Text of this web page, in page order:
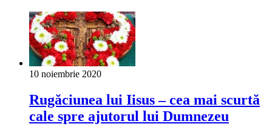
10 noiembrie 2020
Rugăciunea lui Iisus – cea mai scurtă
cale spre ajutorul lui Dumnezeu